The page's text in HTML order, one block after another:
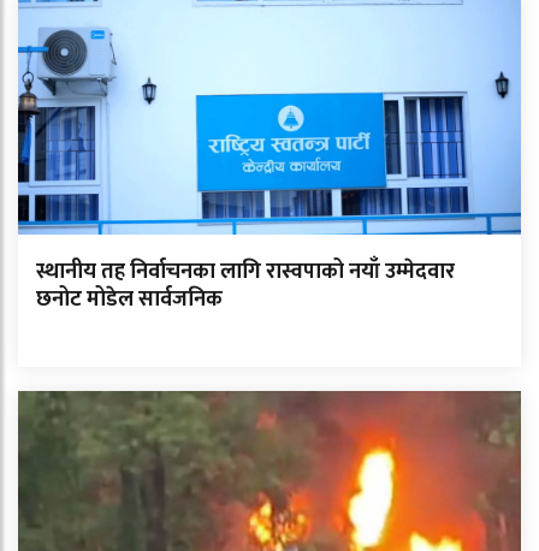
स्थानीय तह निर्वाचनका लागि रास्वपाको नयाँ उम्मेदवार
छनोट मोडेल सार्वजनिक